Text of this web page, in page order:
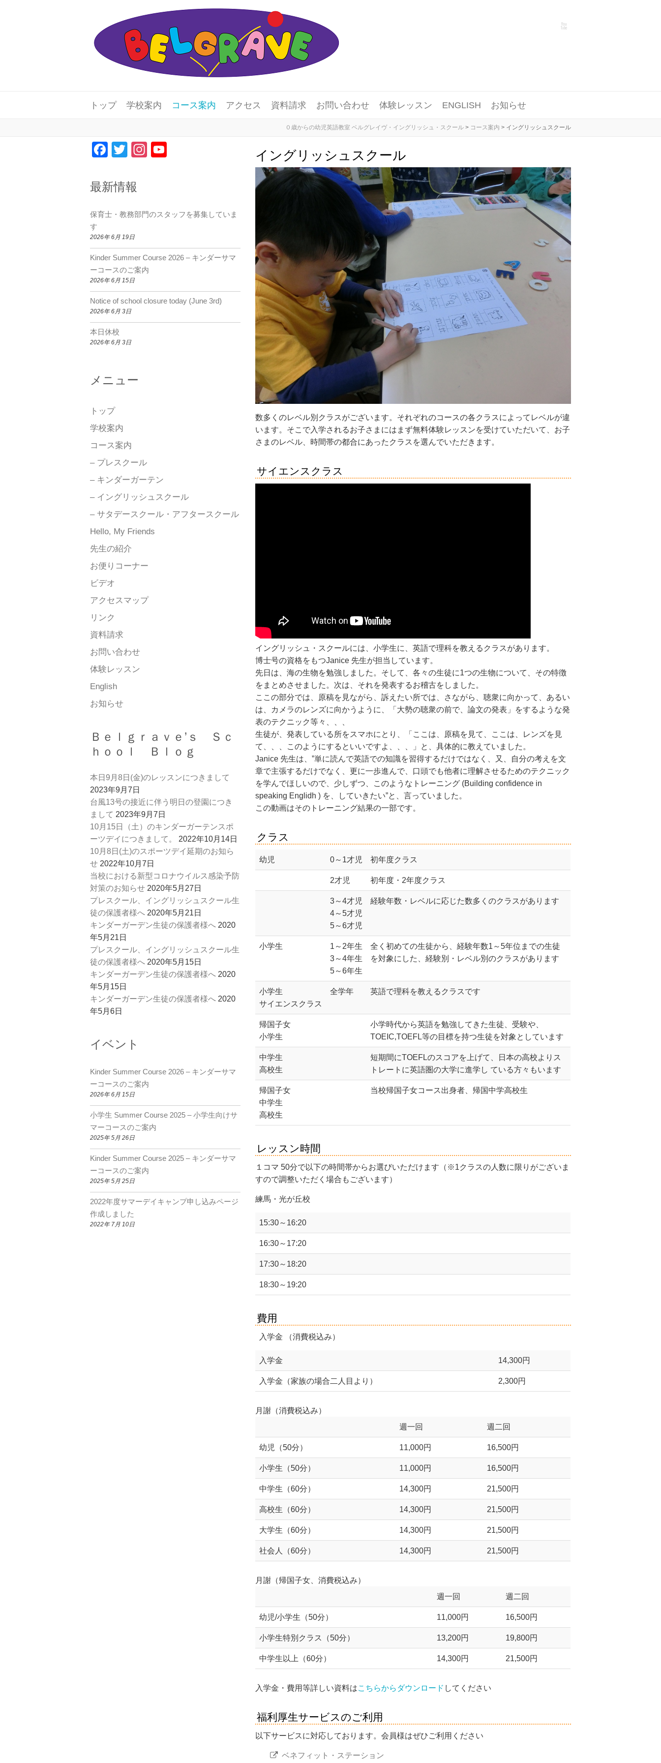
トップ 学校案内 コース案内 アクセス 資料請求 お問い合わせ 体験レッスン ENGLISH お知らせ
０歳からの幼児英語教室 ベルグレイヴ・イングリッシュ・スクール > コース案内 > イングリッシュスクール
イングリッシュスクール
数多くのレベル別クラスがございます。それぞれのコースの各クラスによってレベルが違
います。そこで入学されるお子さまにはまず無料体験レッスンを受けていただいて、お子
さまのレベル、時間帯の都合にあったクラスを選んでいただきます。
サイエンスクラス
イングリッシュ・スクールには、小学生に、英語で理科を教えるクラスがあります。
博士号の資格をもつJanice 先生が担当しています。
先日は、海の生物を勉強しました。そして、各々の生徒に1つの生物について、その特徴
をまとめさせました。次は、それを発表するお稽古をしました。
ここの部分では、原稿を見ながら、訴えたい所では、さながら、聴衆に向かって、あるい
は、カメラのレンズに向かうように、「大勢の聴衆の前で、論文の発表」をするような発
表のテクニック等々、、、
生徒が、発表している所をスマホにとり、「ここは、原稿を見て、ここは、レンズを見
て、、、このようにするといいですよ、、、」と、具体的に教えていました。
Janice 先生は、”単に読んで英語での知識を習得するだけではなく、又、自分の考えを文
章で主張するだけでなく、更に一歩進んで、口頭でも他者に理解させるためのテクニック
を学んでほしいので、少しずつ、このようなトレーニング (Building confidence in
speaking Englidh ) を、していきたい”と、言っていました。
この動画はそのトレーニング結果の一部です。
クラス
幼児 0～1才児 初年度クラス
2才児 初年度・2年度クラス
3～4才児
4～5才児
5～6才児
経験年数・レベルに応じた数多くのクラスがあります
小学生
1～2年生
3～4年生
5～6年生
全く初めての生徒から、経験年数1～5年位までの生徒
を対象にした、経験別・レベル別のクラスがあります
小学生
サイエンスクラス
全学年 英語で理科を教えるクラスです
帰国子女
小学生
小学時代から英語を勉強してきた生徒、受験や、
TOEIC,TOEFL等の目標を持つ生徒を対象としています
中学生
高校生
短期間にTOEFLのスコアを上げて、日本の高校よりス
トレートに英語圏の大学に進学し ている方々もいます
帰国子女
中学生
高校生
当校帰国子女コース出身者、帰国中学高校生
レッスン時間
１コマ 50分で以下の時間帯からお選びいただけます （※1クラスの人数に限りがございま
すので調整いただく場合もございます）
練馬・光が丘校
15:30～16:20
16:30～17:20
17:30～18:20
18:30～19:20
費用
入学金 （消費税込み）
入学金 14,300円
入学金（家族の場合二人目より） 2,300円
月謝（消費税込み）
週一回
週二回
幼児（50分） 11,000円 16,500円
小学生（50分） 11,000円 16,500円
中学生（60分） 14,300円 21,500円
高校生（60分） 14,300円 21,500円
大学生（60分） 14,300円 21,500円
社会人（60分） 14,300円 21,500円
月謝（帰国子女、消費税込み）
週一回
週二回
幼児/小学生（50分） 11,000円 16,500円
小学生特別クラス（50分） 13,200円 19,800円
中学生以上（60分） 14,300円 21,500円
入学金・費用等詳しい資料はこちらからダウンロード してください
福利厚生サービスのご利用
以下サービスに対応しております。会員様はぜひご利用ください
ベネフィット・ステーション
F
c
e
b
o
k
T
tt
er
In
a
u
e
C
a
n
n
最新情報
保育士・教務部門のスタッフを募集していま
す
2026年 6月 19日
Kinder Summer Course 2026 – キンダーサマ
ーコースのご案内
2026年 6月 15日
Notice of school closure today (June 3rd)
2026年 6月 3日
本日休校
2026年 6月 3日
メニュー
トップ
学校案内
コース案内
– プレスクール
– キンダーガーテン
– イングリッシュスクール
– サタデースクール・アフタースクール
Hello, My Friends
先生の紹介
お便りコーナー
ビデオ
アクセスマップ
リンク
資料請求
お問い合わせ
体験レッスン
English
お知らせ
Ｂｅｌｇｒａｖｅ’ｓ Ｓｃ
ｈｏｏｌ Ｂｌｏｇ
本日9月8日(金)のレッスンにつきまして
2023年9月7日
台風13号の接近に伴う明日の登園につき
まして 2023年9月7日
10月15日（土）のキンダーガーテンスポ
ーツデイにつきまして。
2022年10月14日
10月8日(土)のスポーツデイ延期のお知ら
せ 2022年10月7日
当校における新型コロナウイルス感染予防
対策のお知らせ 2020年5月27日
プレスクール、イングリッシュスクール生
徒の保護者様へ 2020年5月21日
キンダーガーデン生徒の保護者様へ 2020
年5月21日
プレスクール、イングリッシュスクール生
徒の保護者様へ 2020年5月15日
キンダーガーデン生徒の保護者様へ 2020
年5月15日
キンダーガーデン生徒の保護者様へ 2020
年5月6日
イベント
Kinder Summer Course 2026 – キンダーサマ
ーコースのご案内
2026年 6月 15日
小学生 Summer Course 2025 – 小学生向けサ
マーコースのご案内
2025年 5月 26日
Kinder Summer Course 2025 – キンダーサマ
ーコースのご案内
2025年 5月 25日
2022年度サマーデイキャンプ申し込みページ
作成しました
2022年 7月 10日